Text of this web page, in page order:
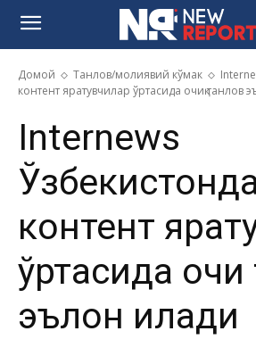
Домой Танлов/молиявий кўмак
контент яратувчилар ўртасида очиқ танлов
Internews
контент
ўртасида
эълон қилади